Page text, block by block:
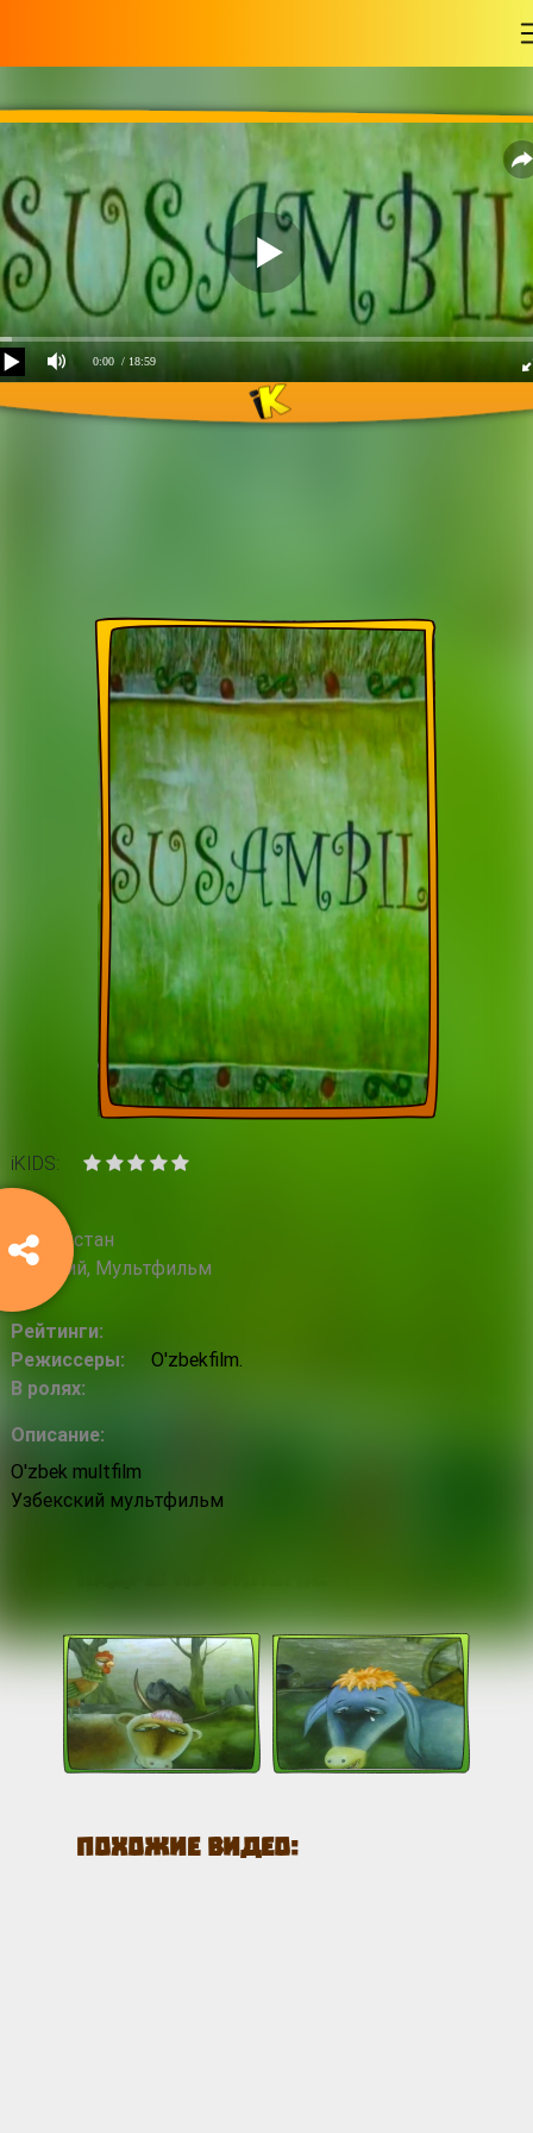
0:00 / 18:59
iKIDS:
2013
Узбекистан
Детский, Мультфильм
Рейтинги:
Режиссеры:
O'zbekfilm.
В ролях:
Описание:
O'zbek multfilm
Узбекский мультфильм
Похожие видео: